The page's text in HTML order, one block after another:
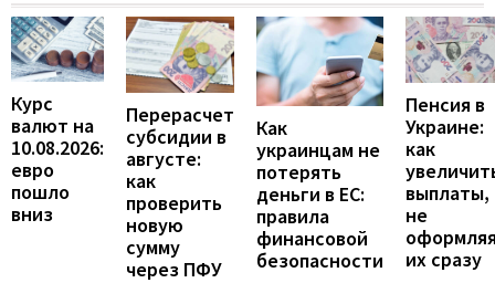
Курс
валют на
10.08.2026:
евро
пошло
вниз
Перерасчет
субсидии в
августе:
как
проверить
новую
сумму
через ПФУ
Как
украинцам не
потерять
деньги в ЕС:
правила
финансовой
безопасности
Пенсия в
Украине:
как
выплаты,
не
их сразу